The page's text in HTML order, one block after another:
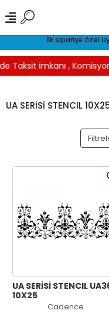
İlk siparişe özel
Taksit imkanı , Komisyon
UA SERİSİ STENCIL
UA SERİSİ STENCIL
10X25
Cadence